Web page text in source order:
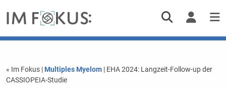
« Im Fokus | Multiples Myelom| EHA 2024: Langzeit-Follow-up der
CASSIOPEIA-Studie